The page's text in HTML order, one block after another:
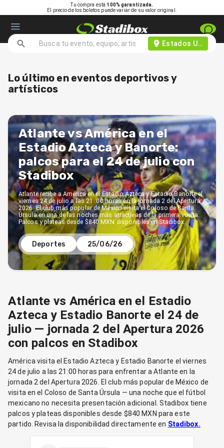
Tu compra está 100% garantizada.
El precio de los boletos puede variar de su valor original.
Estados Unidos
Lo último en eventos deportivos y
artísticos
Atlante vs América en el
Estadio Azteca y Banorte:
palcos para el 24 de julio con
Stadibox
Deportes 25/06/26
Atlante recibe a América en el Estadio Azteca y Estadio Banorte el
viernes 24 de julio a las 21 :00 horas en la jornada 2 del Apertura
2026. El club más popular de México visita el Coloso de Santa
Úrsula en una de las noches más atractivas de la primera vuelta.
Palcos y plateas desde $840 MXN disponibles en Stadibox.
Atlante vs América en el Estadio
Azteca y Estadio Banorte el 24 de
julio — jornada 2 del Apertura 2026
con palcos en Stadibox
América visita el Estadio Azteca y Estadio Banorte el viernes
24 de julio a las 21:00 horas para enfrentar a Atlante en la
jornada 2 del Apertura 2026. El club más popular de México de
visita en el Coloso de Santa Úrsula — una noche que el fútbol
mexicano no necesita presentación adicional. Stadibox tiene
palcos y plateas disponibles desde $840 MXN para este
partido. Revisa la disponibilidad directamente en Stadibox.